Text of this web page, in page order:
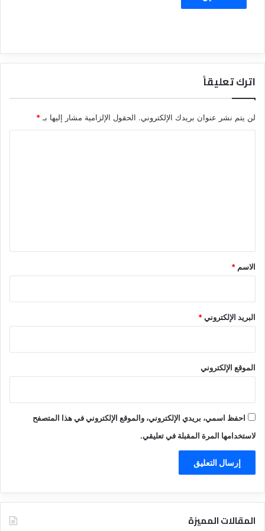
اترك تعليقاً
لن يتم نشر عنوان بريدك الإلكتروني. الحقول الإلزامية مشار إليها بـ *
*
الاسم *
البريد الإلكتروني*
الموقع الإلكتروني
احفظ اسمي، بريدي الإلكتروني، والموقع الإلكتروني في هذا المتصفح
لاستخدامها المرة المقبلة في تعليقي.
المقالات المميزة